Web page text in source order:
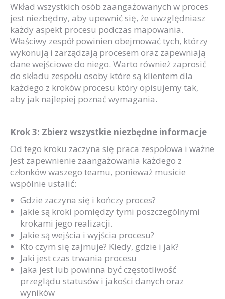
Wkład wszystkich osób zaangażowanych w proces
jest niezbędny, aby upewnić się, że uwzględniasz
każdy aspekt procesu podczas mapowania.
Właściwy zespół powinien obejmować tych, którzy
wykonują i zarządzają procesem oraz zapewniają
dane wejściowe do niego. Warto również zaprosić
do składu zespołu osoby które są klientem dla
każdego z kroków procesu który opisujemy tak,
aby jak najlepiej poznać wymagania.
Krok 3: Zbierz wszystkie niezbędne informacje
Od tego kroku zaczyna się praca zespołowa i ważne
jest zapewnienie zaangażowania każdego z
członków waszego teamu, ponieważ musicie
wspólnie ustalić:
Gdzie zaczyna się i kończy proces?
Jakie są kroki pomiędzy tymi poszczególnymi
krokami jego realizacji.
Jakie są wejścia i wyjścia procesu?
Kto czym się zajmuje? Kiedy, gdzie i jak?
Jaki jest czas trwania procesu
Jaka jest lub powinna być częstotliwość
przeglądu statusów i jakości danych oraz
wyników